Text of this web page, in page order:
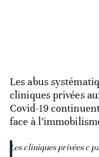
Les abus
cliniques privées
Covid-19
face à
Les cliniques privées c